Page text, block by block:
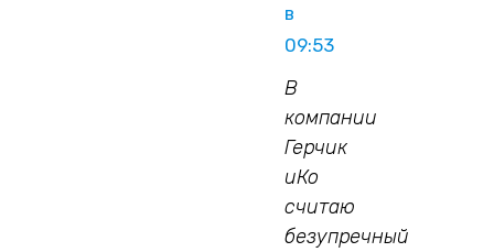
в
09:53
В
компании
Герчик
иКо
считаю
безупречный